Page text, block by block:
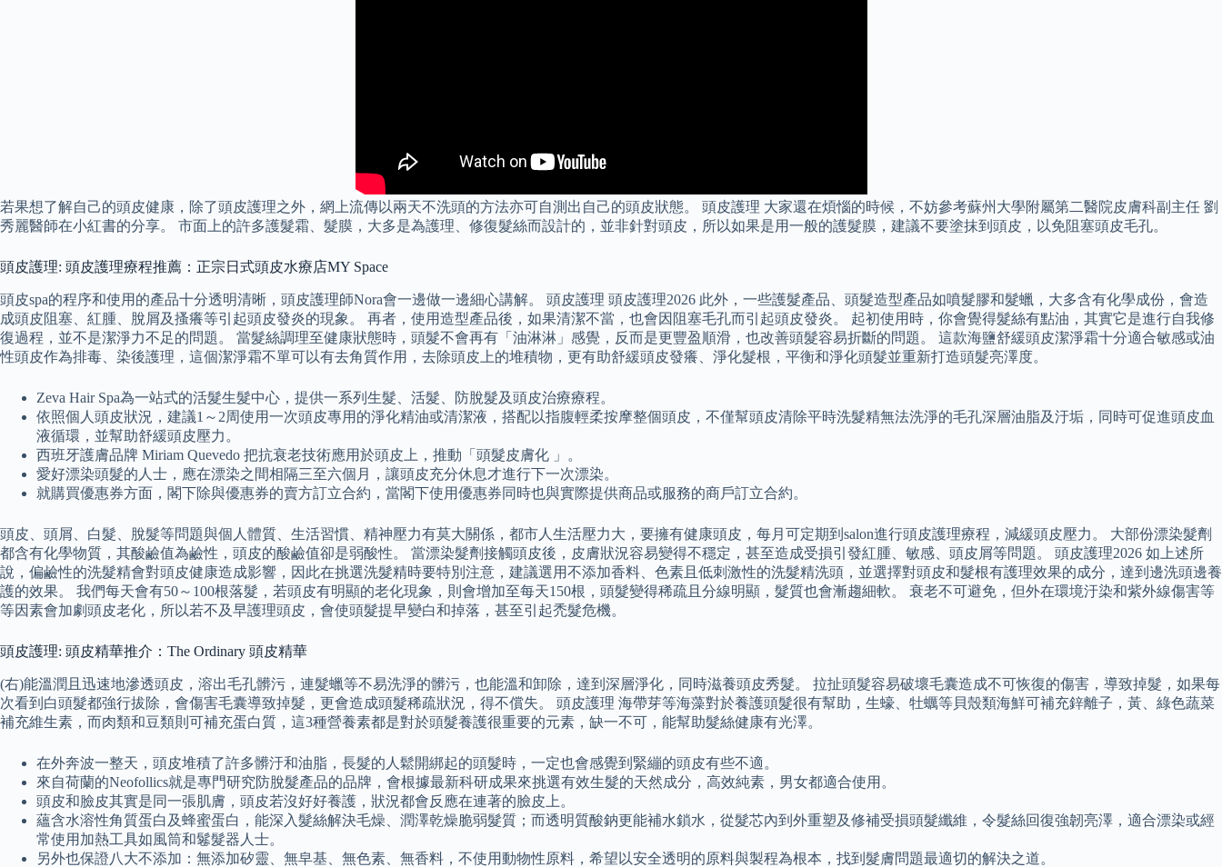
若果想了解自己的頭皮健康，除了頭皮護理之外，網上流傳以兩天不洗頭的方法亦可自測出自己的頭皮狀態。 頭皮護理 大家還在煩惱的時候，不妨參考蘇州大學附屬第二醫院皮膚科副主任 劉
秀麗醫師在小紅書的分享。 市面上的許多護髮霜、髮膜，大多是為護理、修復髮絲而設計的，並非針對頭皮，所以如果是用一般的護髮膜，建議不要塗抹到頭皮，以免阻塞頭皮毛孔。
頭皮護理: 頭皮護理療程推薦：正宗日式頭皮水療店MY Space
頭皮spa的程序和使用的產品十分透明清晰，頭皮護理師Nora會一邊做一邊細心講解。 頭皮護理 頭皮護理2026 此外，一些護髮產品、頭髮造型產品如噴髮膠和髮蠟，大多含有化學成份，會造
成頭皮阻塞、紅腫、脫屑及搔癢等引起頭皮發炎的現象。 再者，使用造型產品後，如果清潔不當，也會因阻塞毛孔而引起頭皮發炎。 起初使用時，你會覺得髮絲有點油，其實它是進行自我修
復過程，並不是潔淨力不足的問題。 當髮絲調理至健康狀態時，頭髮不會再有「油淋淋」感覺，反而是更豐盈順滑，也改善頭髮容易折斷的問題。 這款海鹽舒緩頭皮潔淨霜十分適合敏感或油
性頭皮作為排毒、染後護理，這個潔淨霜不單可以有去角質作用，去除頭皮上的堆積物，更有助舒緩頭皮發癢、淨化髮根，平衡和淨化頭髮並重新打造頭髮亮澤度。
Zeva Hair Spa為一站式的活髮生髮中心，提供一系列生髮、活髮、防脫髮及頭皮治療療程。
依照個人頭皮狀況，建議1～2周使用一次頭皮專用的淨化精油或清潔液，搭配以指腹輕柔按摩整個頭皮，不僅幫頭皮清除平時洗髮精無法洗淨的毛孔深層油脂及汙垢，同時可促進頭皮血
液循環，並幫助舒緩頭皮壓力。
西班牙護膚品牌 Miriam Quevedo 把抗衰老技術應用於頭皮上，推動「頭髮皮膚化 」。
愛好漂染頭髮的人士，應在漂染之間相隔三至六個月，讓頭皮充分休息才進行下一次漂染。
就購買優惠券方面，閣下除與優惠券的賣方訂立合約，當閣下使用優惠券同時也與實際提供商品或服務的商戶訂立合約。
頭皮、頭屑、白髮、脫髮等問題與個人體質、生活習慣、精神壓力有莫大關係，都市人生活壓力大，要擁有健康頭皮，每月可定期到salon進行頭皮護理療程，減緩頭皮壓力。 大部份漂染髮劑
都含有化學物質，其酸鹼值為鹼性，頭皮的酸鹼值卻是弱酸性。 當漂染髮劑接觸頭皮後，皮膚狀況容易變得不穩定，甚至造成受損引發紅腫、敏感、頭皮屑等問題。 頭皮護理2026 如上述所
說，偏鹼性的洗髮精會對頭皮健康造成影響，因此在挑選洗髮精時要特別注意，建議選用不添加香料、色素且低刺激性的洗髮精洗頭，並選擇對頭皮和髮根有護理效果的成分，達到邊洗頭邊養
護的效果。 我們每天會有50～100根落髮，若頭皮有明顯的老化現象，則會增加至每天150根，頭髮變得稀疏且分線明顯，髮質也會漸趨細軟。 衰老不可避免，但外在環境汙染和紫外線傷害等
等因素會加劇頭皮老化，所以若不及早護理頭皮，會使頭髮提早變白和掉落，甚至引起禿髮危機。
頭皮護理: 頭皮精華推介：The Ordinary 頭皮精華
(右)能溫潤且迅速地滲透頭皮，溶出毛孔髒污，連髮蠟等不易洗淨的髒污，也能溫和卸除，達到深層淨化，同時滋養頭皮秀髮。 拉扯頭髮容易破壞毛囊造成不可恢復的傷害，導致掉髮，如果每
次看到白頭髮都強行拔除，會傷害毛囊導致掉髮，更會造成頭髮稀疏狀況，得不償失。 頭皮護理 海帶芽等海藻對於養護頭髮很有幫助，生蠔、牡蠣等貝殼類海鮮可補充鋅離子，黃、綠色蔬菜
補充維生素，而肉類和豆類則可補充蛋白質，這3種營養素都是對於頭髮養護很重要的元素，缺一不可，能幫助髮絲健康有光澤。
在外奔波一整天，頭皮堆積了許多髒汙和油脂，長髮的人鬆開綁起的頭髮時，一定也會感覺到緊繃的頭皮有些不適。
來自荷蘭的Neofollics就是專門研究防脫髮產品的品牌，會根據最新科研成果來挑選有效生髮的天然成分，高效純素，男女都適合使用。
頭皮和臉皮其實是同一張肌膚，頭皮若沒好好養護，狀況都會反應在連著的臉皮上。
蘊含水溶性角質蛋白及蜂蜜蛋白，能深入髮絲解決毛燥、潤澤乾燥脆弱髮質；而透明質酸鈉更能補水鎖水，從髮芯內到外重塑及修補受損頭髮纖維，令髮絲回復強韌亮澤，適合漂染或經
常使用加熱工具如風筒和鬈髮器人士。
另外也保證八大不添加：無添加矽靈、無皁基、無色素、無香料，不使用動物性原料，希望以安全透明的原料與製程為根本，找到髮膚問題最適切的解決之道。